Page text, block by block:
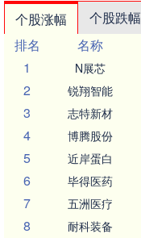
个股涨幅 个股跌幅
排名
名称
1
N展芯
2 锐翔智能
3 志特新材
4 博腾股份
5 近岸蛋白
6 毕得医药
7 五洲医疗
8 耐科装备